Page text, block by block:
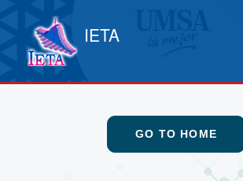
IETA
GO TO HOME